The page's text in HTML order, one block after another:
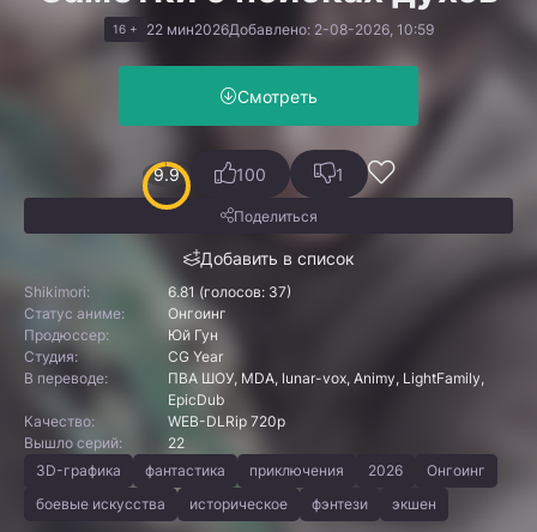
16 + 22 мин2026Добавлено: 2-08-2026, 10:59
Смотреть
9.9
Добавить в список
100 1
Поделиться
Shikimori:
6.81 (голосов: 37)
Статус аниме:
Онгоинг
Продюссер:
Юй Гун
Студия:
CG Year
В переводе:
ПВА ШОУ, MDA, lunar-vox, Animy, LightFamily,
EpicDub
Качество:
WEB-DLRip 720p
Вышло серий:
22
3D-графика
фантастика приключения 2026
Онгоинг
боевые искусства
историческое фэнтези экшен